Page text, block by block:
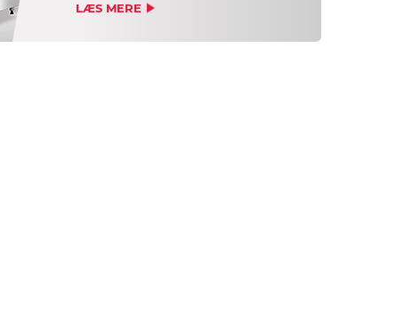
LÆS MERE